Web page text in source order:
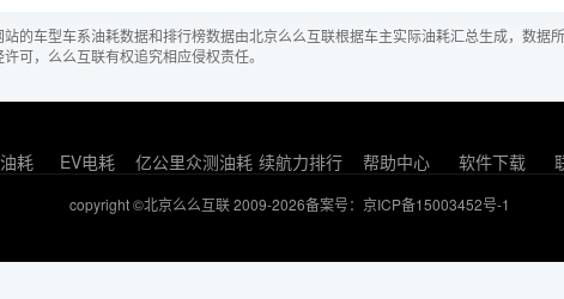
的车型车系油耗数据和排行榜数据由北京么么互联根据车主实际油耗汇总生成，数据
可，么么互联有权追究相应侵权责任。
耗 EV电耗 亿公里众测油耗 续航力排行 帮助中心 软件下载
copyright ©北京么么互联 2009-2026备案号：京ICP备15003452号-1